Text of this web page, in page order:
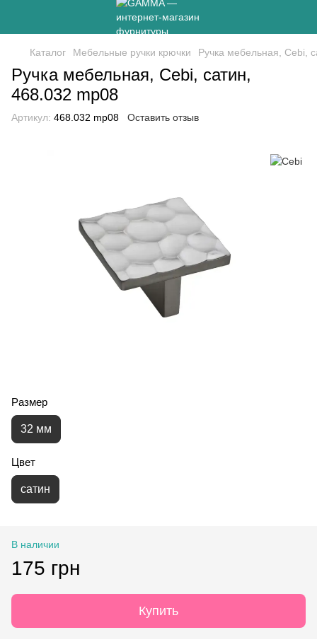
Каталог Мебельные ручки крючки Ручка мебельная, Cebi,
Ручка мебельная, Cebi, сатин,
468.032 mp08
Артикул: 468.032 mp08 Оставить отзыв
Размер
32 мм
Цвет
сатин
В наличии
175 грн
Купить